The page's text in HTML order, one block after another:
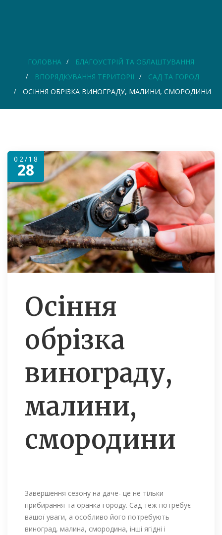
ГОЛОВНА
БЛАГОУСТРІЙ ТА ОБЛАШТУВАННЯ
ВПОРЯДКУВАННЯ ТЕРИТОРІЇ
САД ТА ГОРОД
ОСІННЯ ОБРІЗКА ВИНОГРАДУ, МАЛИНИ, СМОРОДИНИ
02/18
28
Осіння
обрізка
винограду,
малини,
смородини
Завершення сезону на даче- це не тільки
прибирання та оранка городу. Сад теж потребує
вашої уваги, а особливо його потребують
виноград, малина, смородина, інші ягідні і